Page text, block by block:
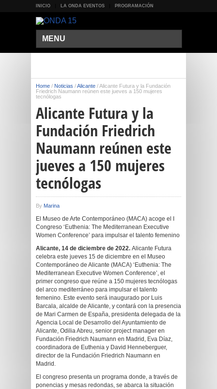
INICIO LA ONDA EVENTOS PROGRAMACIÓN
MENU
Home / Noticias /Alicante /Alicante Futura y la Fundación
Friedrich Naumann reúnen este jueves a 150 mujeres
tecnólogas
Alicante Futura y la
Fundación Friedrich
Naumann reúnen este
jueves a 150 mujeres
tecnólogas
By Marina
El Museo de Arte Contemporáneo (MACA) acoge el I
Congreso ‘Euthenia: The Mediterranean Executive
Women Conference’ para impulsar el talento femenino
Alicante, 14 de diciembre de 2022. Alicante Futura
celebra este jueves 15 de diciembre en el Museo
Contemporáneo de Alicante (MACA) ‘Euthenia: The
Mediterranean Executive Women Conference’, el
primer congreso que reúne a 150 mujeres tecnólogas
del arco mediterráneo para impulsar el talento
femenino. Este evento será inaugurado por Luis
Barcala, alcalde de Alicante, y contará con la presencia
de Mari Carmen de España, presidenta delegada de la
Agencia Local de Desarrollo del Ayuntamiento de
Alicante, Odilia Abreu, senior project manager en
Fundación Friedrich Naumann en Madrid, Eva Díaz,
coordinadora de Euthenia y David Henneberguer,
director de la Fundación Friedrich Naumann en
Madrid.
El congreso presenta un programa donde, a través de
ponencias y mesas redondas, se abarca la situación